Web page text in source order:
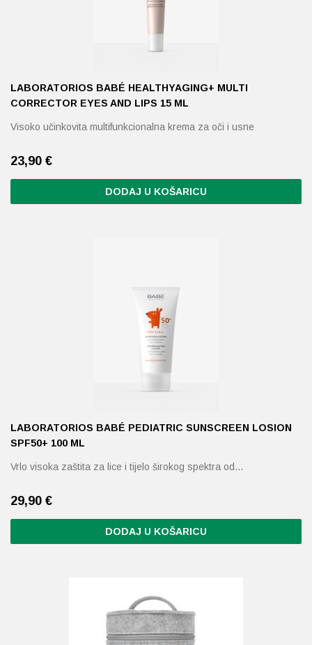
LABORATORIOS BABÉ HEALTHYAGING+ MULTI
CORRECTOR EYES AND LIPS 15 ML
Visoko učinkovita multifunkcionalna krema za oči i usne
23,90 €
DODAJ U KOŠARICU
LABORATORIOS BABÉ PEDIATRIC SUNSCREEN LOSION
SPF50+ 100 ML
Vrlo visoka zaštita za lice i tijelo širokog spektra od…
29,90 €
DODAJ U KOŠARICU